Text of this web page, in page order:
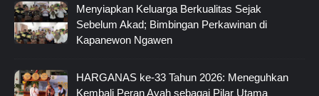
Menyiapkan Keluarga Berkualitas Sejak
Sebelum Akad; Bimbingan Perkawinan di
Kapanewon Ngawen
HARGANAS ke-33 Tahun 2026: Meneguhkan
Kembali Peran Ayah sebagai Pilar Utama